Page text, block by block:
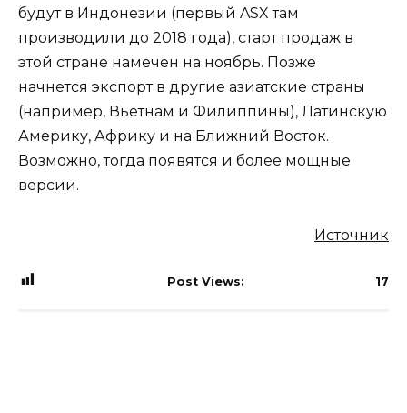
будут в Индонезии (первый ASX там
производили до 2018 года), старт продаж в
этой стране намечен на ноябрь. Позже
начнется экспорт в другие азиатские страны
(например, Вьетнам и Филиппины), Латинскую
Америку, Африку и на Ближний Восток.
Возможно, тогда появятся и более мощные
версии.
Источник
Post Views: 17